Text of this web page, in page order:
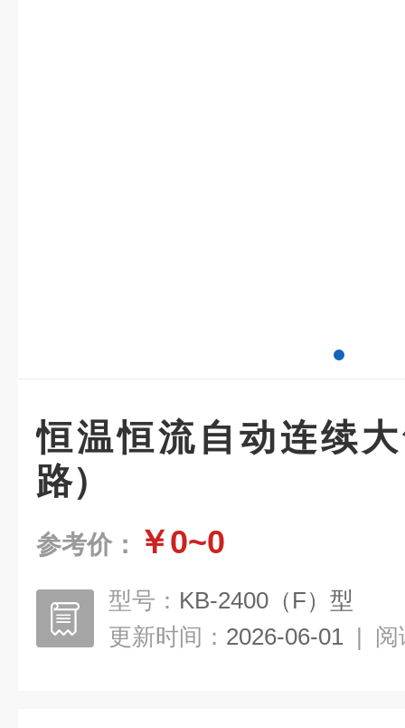
恒温恒流自动连续
路）
参考价： ￥0~0
型号： KB-2400（F）型
更新时间： 2026-06-01 | 阅